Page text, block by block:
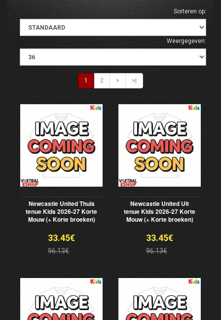
Sorteren op:
Weergegeven:
1 2 > >|
Newcastle United Thuis
tenue Kids 2026-27 Korte
Mouw (+ Korte broeken)
33.45€
96.13€
Newcastle United Uit
tenue Kids 2026-27 Korte
Mouw (+ Korte broeken)
33.45€
96.13€